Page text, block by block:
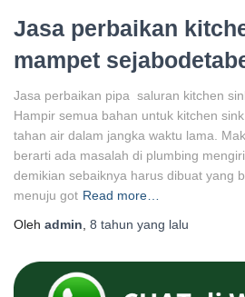
Jasa perbaikan
mampet
Jasa perbaikan pipa saluran kitchen
Hampir semua bahan untuk kitchen
tahan air dalam jangka waktu lama.
berarti ada masalah di plumbing
demikian sebaiknya harus dibuat yang
menuju got Read more…
Oleh admin 8 tahun yang lalu